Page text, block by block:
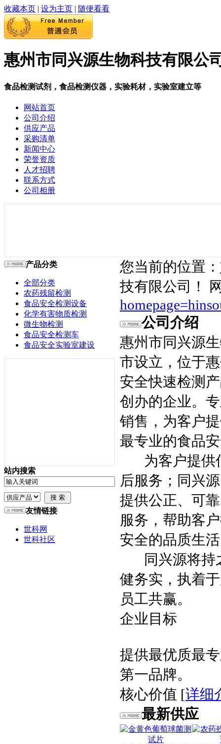
收藏本页 | 设为主页 | 随便看看
惠州市同兴源生物科技有限公
食品检测试剂，食品检测仪器，实验耗材，实验室建立等
网站首页
公司介绍
供应产品
采购清单
新闻中心
荣誉资质
人才招聘
联系方式
公司相册
产品分类
全部分类
农药残留检测
食品安全检测设备
化学有害物质检测
微生物检测
食品安全检测车
食品安全实验室建设
站内搜索
友情链接
世科网
世科社区
您当前的位置：
技有限公司！
公司介绍
惠州市同兴源
市设立，位于
安全快速检测
创办的企业。
销售，为客户
最专业的食品
为客户提供
后服务；同兴
提供公正、可
服务，帮助客
安全的品质生
同兴源将持
健务实，执着
员工共赢。
企业目标
提供最优质最
第一品牌。
核心价值 [详细
最新供应